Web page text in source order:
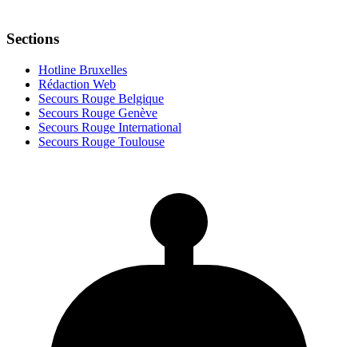
Sections
Hotline Bruxelles
Rédaction Web
Secours Rouge Belgique
Secours Rouge Genève
Secours Rouge International
Secours Rouge Toulouse